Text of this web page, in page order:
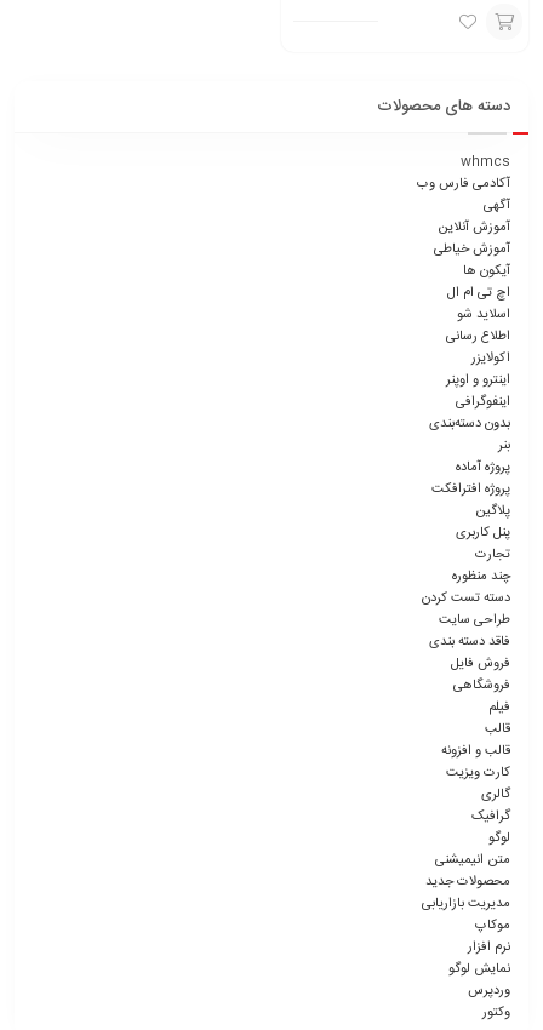
به
سبد
دسته های محصولات
whmcs
آکادمی فارس وب
آگهی
آموزش آنلاین
آموزش خیاطی
آیکون ها
اچ تی ام ال
اسلاید شو
اطلاع رسانی
اکولایزر
اینترو و اوپنر
اینفوگرافی
بدون دسته‌بندی
بنر
پروژه آماده
پروژه افترافکت
پلاگین
پنل کاربری
تجارت
چند منظوره
دسته تست کردن
طراحی سایت
فاقد دسته بندی
فروش فایل
فروشگاهی
فیلم
قالب
قالب و افزونه
کارت ویزیت
گالری
گرافیک
لوگو
متن انیمیشنی
محصولات جدید
مدیریت بازاریابی
موکاپ
نرم افزار
نمایش لوگو
وردپرس
وکتور